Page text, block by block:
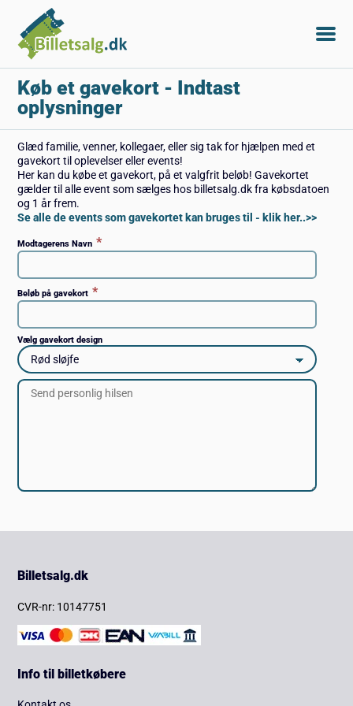
Køb et gavekort - Indtast
oplysninger
Glæd familie, venner, kollegaer, eller sig tak for hjælpen med et
gavekort til oplevelser eller events!
Her kan du købe et gavekort, på et valgfrit beløb! Gavekortet
gælder til alle event som sælges hos billetsalg.dk fra købsdatoen
og 1 år frem.
Se alle de events som gavekortet kan bruges til - klik her..>>
Modtagerens Navn *
Beløb på gavekort *
Vælg gavekort design
Billetsalg.dk
CVR-nr: 10147751
Info til billetkøbere